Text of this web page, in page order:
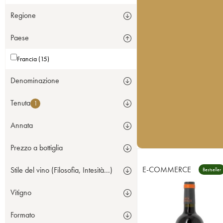
Regione
Paese
Francia (15)
Denominazione
Tenuta 1
Annata
Prezzo a bottiglia
Stile del vino (Filosofia, Intesità...)
Vitigno
Formato
E-COMMERCE Bestseller